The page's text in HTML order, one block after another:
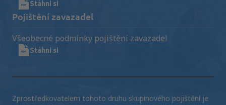
Stáhni si
Pojištění zavazadel
Všeobecné podmínky pojištění zavazadel
Stáhni si
Zprostředkovatelem tohoto druhu skupinového pojištění je